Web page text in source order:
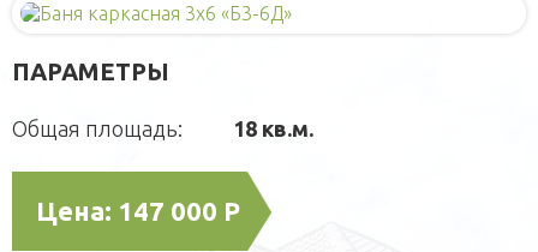
Модульные здания
Площадки
Вольеры
Домики для кошек
Малые архитектурные формы
Оголовки для колодцев
Фотогаларея
ПАРАМЕТРЫ
Общая площадь: 18 кв.м.
Цена: 147 000 Р